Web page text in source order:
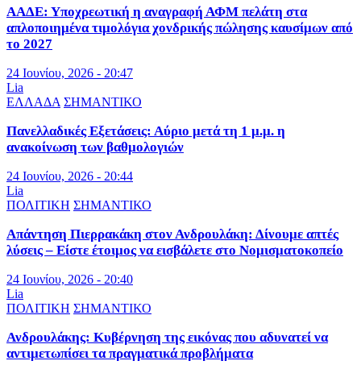
ΑΑΔΕ: Υποχρεωτική η αναγραφή ΑΦΜ πελάτη στα
απλοποιημένα τιμολόγια χονδρικής πώλησης καυσίμων από
το 2027
24 Ιουνίου, 2026 - 20:47
Lia
ΕΛΛΑΔΑ ΣΗΜΑΝΤΙΚΟ
Πανελλαδικές Εξετάσεις: Αύριο μετά τη 1 μ.μ. η
ανακοίνωση των βαθμολογιών
24 Ιουνίου, 2026 - 20:44
Lia
ΠΟΛΙΤΙΚΗ ΣΗΜΑΝΤΙΚΟ
Απάντηση Πιερρακάκη στον Ανδρουλάκη: Δίνουμε απτές
λύσεις – Είστε έτοιμος να εισβάλετε στο Νομισματοκοπείο
24 Ιουνίου, 2026 - 20:40
Lia
ΠΟΛΙΤΙΚΗ ΣΗΜΑΝΤΙΚΟ
Ανδρουλάκης: Κυβέρνηση της εικόνας που αδυνατεί να
αντιμετωπίσει τα πραγματικά προβλήματα